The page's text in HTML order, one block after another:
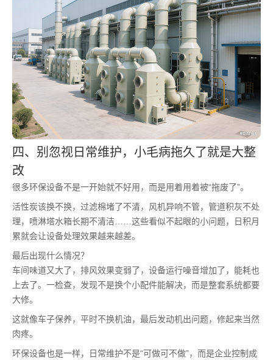
四、别忽视日常维护，小毛病拖久了就是大整
改
很多环保设备不是一开始就不好用，而是用着用着被“拖废了”。
活性炭该换不换，过滤棉堵了不清，风机异响不管，管道积灰不处
理，喷淋塔水箱长期不清洁……这些看似不起眼的小问题，日积月
累就会让设备处理效果越来越差。
最后出现什么情况？
车间味道又大了，排风效果变弱了，设备运行噪音增加了，能耗也
上去了。一检查，发现不是换个小配件能解决，而是整套系统都要
大修。
这就像车子保养，平时不换机油，最后发动机出问题，修起来当然
肉疼。
环保设备也是一样，日常维护不是“可做可不做”，而是企业控制成